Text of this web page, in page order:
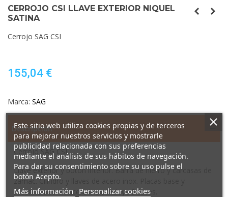
CERROJO CSI LLAVE EXTERIOR NIQUEL
SATINA
Cerrojo SAG CSI
155,04 €
Marca: SAG
Descripción
Cerrojo SAG CSI
Llave exterior y botón interior. Barra de hierro y carcasas de
zamac. Cilindro y llaves de acero inox. Placas base y
mecanismos en acero inox. Incluye 3 llaves.
Este sitio web utiliza cookies propias y de terceros
para mejorar nuestros servicios y mostrarle
publicidad relacionada con sus preferencias
mediante el análisis de sus hábitos de navegación.
Para dar su consentimiento sobre su uso pulse el
botón Acepto.
Más información
sobre
Personalizar cookies